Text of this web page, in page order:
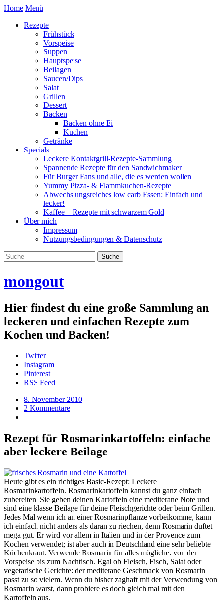
Home Menü
Rezepte
Frühstück
Vorspeise
Suppen
Hauptspeise
Beilagen
Saucen/Dips
Salat
Grillen
Dessert
Backen
Backen ohne Ei
Kuchen
Getränke
Specials
Leckere Kontaktgrill-Rezepte-Sammlung
Spannende Rezepte für den Sandwichmaker
Für Burger Fans und alle, die es werden wollen
Yummy Pizza- & Flammkuchen-Rezepte
Abwechslungsreiches low carb Essen: Einfach und
lecker!
Kaffee – Rezepte mit schwarzem Gold
Über mich
Impressum
Nutzungsbedingungen & Datenschutz
mongout
Hier findest du eine große Sammlung an
leckeren und einfachen Rezepte zum
Kochen und Backen!
Twitter
Instagram
Pinterest
RSS Feed
8. November 2010
2 Kommentare
Rezept für Rosmarinkartoffeln: einfache
aber leckere Beilage
Heute gibt es ein richtiges Basic-Rezept: Leckere
Rosmarinkartoffeln. Rosmarinkartoffeln kannst du ganz einfach
zubereiten. Sie geben deinen Kartoffeln eine mediterane Note und
sind eine klasse Beilage für deine Fleischgerichte oder beim Grillen.
Jedes Mal wenn ich an einer Rosmarinpflanze vorbeikomme, kann
ich einfach nicht anders als daran zu riechen, denn Rosmarin duftet
mega gut. Er wird vor allem in Italien und in der Provence zum
Kochen verwendet; ist aber auch in Deutschland eine sehr beliebte
Küchenkraut. Verwende Rosmarin für alles mögliche: von der
Vorspeise bis zum Nachtisch. Egal ob Fleisch, Fisch, Salat oder
vegetarische Gerichte: der mediterane Geschmack von Rosmarin
passt zu so vielem. Wenn du bisher zaghaft mit der Verwendung von
Rosmarin warst, dann probiere es doch gleich mal mit den
Kartoffeln aus.